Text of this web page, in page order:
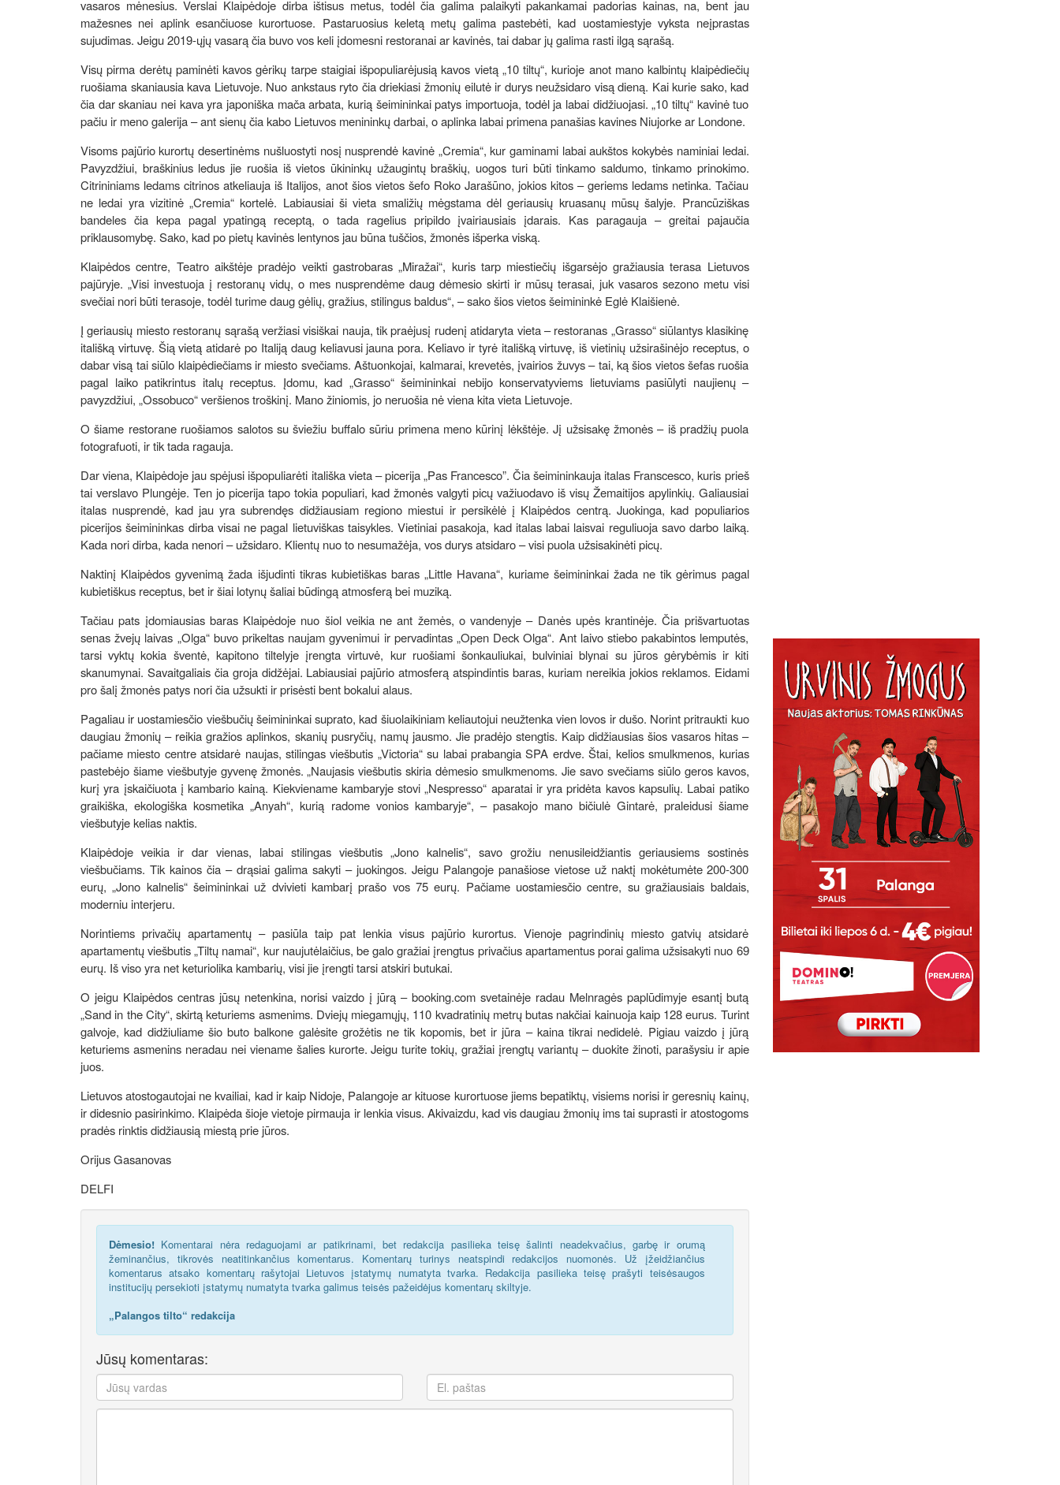
vasaros mėnesius. Verslai Klaipėdoje dirba ištisus metus, todėl čia galima palaikyti pakankamai padorias kainas, na, bent jau
mažesnes nei aplink esančiuose kurortuose. Pastaruosius keletą metų galima pastebėti, kad uostamiestyje vyksta neįprastas
sujudimas. Jeigu 2019-ųjų vasarą čia buvo vos keli įdomesni restoranai ar kavinės, tai dabar jų galima rasti ilgą sąrašą.
Visų pirma derėtų paminėti kavos gėrikų tarpe staigiai išpopuliarėjusią kavos vietą „10 tiltų“, kurioje anot mano kalbintų klaipėdiečių
ruošiama skaniausia kava Lietuvoje. Nuo ankstaus ryto čia driekiasi žmonių eilutė ir durys neužsidaro visą dieną. Kai kurie sako, kad
čia dar skaniau nei kava yra japoniška mača arbata, kurią šeimininkai patys importuoja, todėl ja labai didžiuojasi. „10 tiltų“ kavinė tuo
pačiu ir meno galerija – ant sienų čia kabo Lietuvos menininkų darbai, o aplinka labai primena panašias kavines Niujorke ar Londone.
Visoms pajūrio kurortų desertinėms nušluostyti nosį nusprendė kavinė „Cremia“, kur gaminami labai aukštos kokybės naminiai ledai.
Pavyzdžiui, braškinius ledus jie ruošia iš vietos ūkininkų užaugintų braškių, uogos turi būti tinkamo saldumo, tinkamo prinokimo.
Citrininiams ledams citrinos atkeliauja iš Italijos, anot šios vietos šefo Roko Jarašūno, jokios kitos – geriems ledams netinka. Tačiau
ne ledai yra vizitinė „Cremia“ kortelė. Labiausiai ši vieta smaližių mėgstama dėl geriausių kruasanų mūsų šalyje. Prancūziškas
bandeles čia kepa pagal ypatingą receptą, o tada ragelius pripildo įvairiausiais įdarais. Kas paragauja – greitai pajaučia
priklausomybę. Sako, kad po pietų kavinės lentynos jau būna tuščios, žmonės išperka viską.
Klaipėdos centre, Teatro aikštėje pradėjo veikti gastrobaras „Miražai“, kuris tarp miestiečių išgarsėjo gražiausia terasa Lietuvos
pajūryje. „Visi investuoja į restoranų vidų, o mes nusprendėme daug dėmesio skirti ir mūsų terasai, juk vasaros sezono metu visi
svečiai nori būti terasoje, todėl turime daug gėlių, gražius, stilingus baldus“, – sako šios vietos šeimininkė Eglė Klaišienė.
Į geriausių miesto restoranų sąrašą veržiasi visiškai nauja, tik praėjusį rudenį atidaryta vieta – restoranas „Grasso“ siūlantys klasikinę
itališką virtuvę. Šią vietą atidarė po Italiją daug keliavusi jauna pora. Keliavo ir tyrė itališką virtuvę, iš vietinių užsirašinėjo receptus, o
dabar visą tai siūlo klaipėdiečiams ir miesto svečiams. Aštuonkojai, kalmarai, krevetės, įvairios žuvys – tai, ką šios vietos šefas ruošia
pagal laiko patikrintus italų receptus. Įdomu, kad „Grasso“ šeimininkai nebijo konservatyviems lietuviams pasiūlyti naujienų –
pavyzdžiui, „Ossobuco“ veršienos troškinį. Mano žiniomis, jo neruošia nė viena kita vieta Lietuvoje.
O šiame restorane ruošiamos salotos su šviežiu buffalo sūriu primena meno kūrinį lėkštėje. Jį užsisakę žmonės – iš pradžių puola
fotografuoti, ir tik tada ragauja.
Dar viena, Klaipėdoje jau spėjusi išpopuliarėti itališka vieta – picerija „Pas Francesco”. Čia šeimininkauja italas Franscesco, kuris prieš
tai verslavo Plungėje. Ten jo picerija tapo tokia populiari, kad žmonės valgyti picų važiuodavo iš visų Žemaitijos apylinkių. Galiausiai
italas nusprendė, kad jau yra subrendęs didžiausiam regiono miestui ir persikėlė į Klaipėdos centrą. Juokinga, kad populiarios
picerijos šeimininkas dirba visai ne pagal lietuviškas taisykles. Vietiniai pasakoja, kad italas labai laisvai reguliuoja savo darbo laiką.
Kada nori dirba, kada nenori – užsidaro. Klientų nuo to nesumažėja, vos durys atsidaro – visi puola užsisakinėti picų.
Naktinį Klaipėdos gyvenimą žada išjudinti tikras kubietiškas baras „Little Havana“, kuriame šeimininkai žada ne tik gėrimus pagal
kubietiškus receptus, bet ir šiai lotynų šaliai būdingą atmosferą bei muziką.
Tačiau pats įdomiausias baras Klaipėdoje nuo šiol veikia ne ant žemės, o vandenyje – Danės upės krantinėje. Čia prišvartuotas
senas žvejų laivas „Olga“ buvo prikeltas naujam gyvenimui ir pervadintas „Open Deck Olga“. Ant laivo stiebo pakabintos lemputės,
tarsi vyktų kokia šventė, kapitono tiltelyje įrengta virtuvė, kur ruošiami šonkauliukai, bulviniai blynai su jūros gėrybėmis ir kiti
skanumynai. Savaitgaliais čia groja didžėjai. Labiausiai pajūrio atmosferą atspindintis baras, kuriam nereikia jokios reklamos. Eidami
pro šalį žmonės patys nori čia užsukti ir prisėsti bent bokalui alaus.
Pagaliau ir uostamiesčio viešbučių šeimininkai suprato, kad šiuolaikiniam keliautojui neužtenka vien lovos ir dušo. Norint pritraukti kuo
daugiau žmonių – reikia gražios aplinkos, skanių pusryčių, namų jausmo. Jie pradėjo stengtis. Kaip didžiausias šios vasaros hitas –
pačiame miesto centre atsidarė naujas, stilingas viešbutis „Victoria“ su labai prabangia SPA erdve. Štai, kelios smulkmenos, kurias
pastebėjo šiame viešbutyje gyvenę žmonės. „Naujasis viešbutis skiria dėmesio smulkmenoms. Jie savo svečiams siūlo geros kavos,
kurį yra įskaičiuota į kambario kainą. Kiekviename kambaryje stovi „Nespresso“ aparatai ir yra pridėta kavos kapsulių. Labai patiko
graikiška, ekologiška kosmetika „Anyah“, kurią radome vonios kambaryje“, – pasakojo mano bičiulė Gintarė, praleidusi šiame
viešbutyje kelias naktis.
Klaipėdoje veikia ir dar vienas, labai stilingas viešbutis „Jono kalnelis“, savo grožiu nenusileidžiantis geriausiems sostinės
viešbučiams. Tik kainos čia – drąsiai galima sakyti – juokingos. Jeigu Palangoje panašiose vietose už naktį mokėtumėte 200-300
eurų, „Jono kalnelis“ šeimininkai už dvivieti kambarį prašo vos 75 eurų. Pačiame uostamiesčio centre, su gražiausiais baldais,
moderniu interjeru.
Norintiems privačių apartamentų – pasiūla taip pat lenkia visus pajūrio kurortus. Vienoje pagrindinių miesto gatvių atsidarė
apartamentų viešbutis „Tiltų namai“, kur naujutėlaičius, be galo gražiai įrengtus privačius apartamentus porai galima užsisakyti nuo 69
eurų. Iš viso yra net keturiolika kambarių, visi jie įrengti tarsi atskiri butukai.
O jeigu Klaipėdos centras jūsų netenkina, norisi vaizdo į jūrą – booking.com svetainėje radau Melnragės paplūdimyje esantį butą
„Sand in the City“, skirtą keturiems asmenims. Dviejų miegamųjų, 110 kvadratinių metrų butas nakčiai kainuoja kaip 128 eurus. Turint
galvoje, kad didžiuliame šio buto balkone galėsite grožėtis ne tik kopomis, bet ir jūra – kaina tikrai nedidelė. Pigiau vaizdo į jūrą
keturiems asmenins neradau nei viename šalies kurorte. Jeigu turite tokių, gražiai įrengtų variantų – duokite žinoti, parašysiu ir apie
juos.
Lietuvos atostogautojai ne kvailiai, kad ir kaip Nidoje, Palangoje ar kituose kurortuose jiems bepatiktų, visiems norisi ir geresnių kainų,
ir didesnio pasirinkimo. Klaipėda šioje vietoje pirmauja ir lenkia visus. Akivaizdu, kad vis daugiau žmonių ims tai suprasti ir atostogoms
pradės rinktis didžiausią miestą prie jūros.
Orijus Gasanovas
DELFI
Dėmesio! Komentarai nėra redaguojami ar patikrinami, bet redakcija pasilieka teisę šalinti neadekvačius, garbę ir orumą
žeminančius, tikrovės neatitinkančius komentarus. Komentarų turinys neatspindi redakcijos nuomonės. Už įžeidžiančius
komentarus atsako komentarų rašytojai Lietuvos įstatymų numatyta tvarka. Redakcija pasilieka teisę prašyti teisėsaugos
institucijų persekioti įstatymų numatyta tvarka galimus teisės pažeidėjus komentarų skiltyje.
„Palangos tilto“ redakcija
Jūsų komentaras: